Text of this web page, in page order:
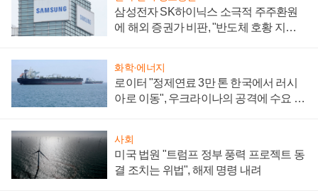
삼성전자 SK하이닉스 소극적 주주환원
에 해외 증권가 비판, "반도체 호황 지속
화학·에너지
로이터 "정제연료 3만 톤 한국에서 러시
아로 이동", 우크라이나의 공격에 수요 늘
사회
미국 법원 "트럼프 정부 풍력 프로젝트 동
결 조치는 위법", 해제 명령 내려